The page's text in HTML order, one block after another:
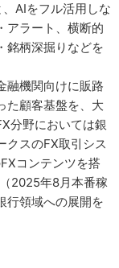
AIをフル活用しな
アラート、横断的
銘柄深掘りなどを
融機関向けに販路
た顧客基盤を、大
分野においては銀
クスのFX取引シス
コンテンツを搭
2025年8月本番稼
行領域への展開を